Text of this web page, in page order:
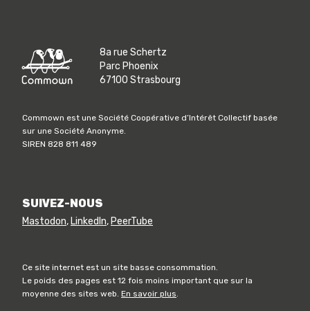
8a rue Schertz
Parc Phoenix
67100 Strasbourg
Commown est une Société Coopérative d’Intérêt Collectif basée
sur une Société Anonyme.
SIREN 828 811 489
SUIVEZ-NOUS
Mastodon, LinkedIn, PeerTube
Ce site internet est un site basse consommation.
Le poids des pages est 12 fois moins important que sur la
moyenne des sites web. En savoir plus.